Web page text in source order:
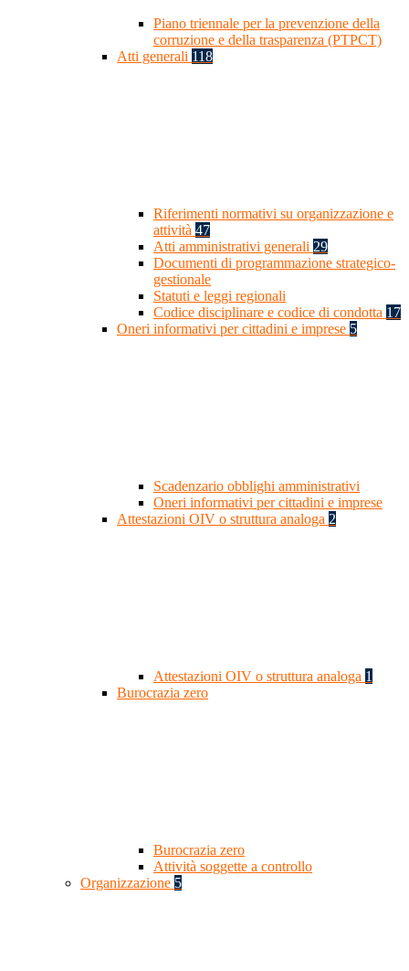
Piano triennale per la prevenzione della
corruzione e della trasparenza (PTPCT)
Atti generali 118
Riferimenti normativi su organizzazione e
attività 47
Atti amministrativi generali 29
Documenti di programmazione strategico-
gestionale
Statuti e leggi regionali
Codice disciplinare e codice di condotta 17
Oneri informativi per cittadini e imprese 5
Scadenzario obblighi amministrativi
Oneri informativi per cittadini e imprese
Attestazioni OIV o struttura analoga 2
Attestazioni OIV o struttura analoga 1
Burocrazia zero
Burocrazia zero
Attività soggette a controllo
Organizzazione 5